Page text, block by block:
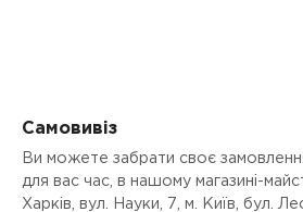
Самовивіз
Ви можете забрати своє
для вас час, в нашому магазині-
Харків, вул. Науки, 7, м. Київ, бул.